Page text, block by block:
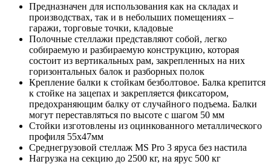
Предназначен для использования как на складах и
производствах, так и в небольших помещениях –
гаражи, торговые точки, кладовые
Полочные стеллажи представляют собой, легко
собираемую и разбираемую конструкцию, которая
состоит из вертикальных рам, закрепленных на них
горизонтальных балок и разборных полок
Крепление балки к стойкам безболтовое. Балка крепится
к стойке на зацепах и закрепляется фиксатором,
предохраняющим балку от случайного подъема. Балки
могут переставляться по высоте с шагом 50 мм
Стойки изготовлены из оцинкованного металлического
профиля 55х47мм
Среднегрузовой стеллаж MS Pro 3 ярусa без настила
Нагрузка на секцию до 2500 кг, на ярус 500 кг